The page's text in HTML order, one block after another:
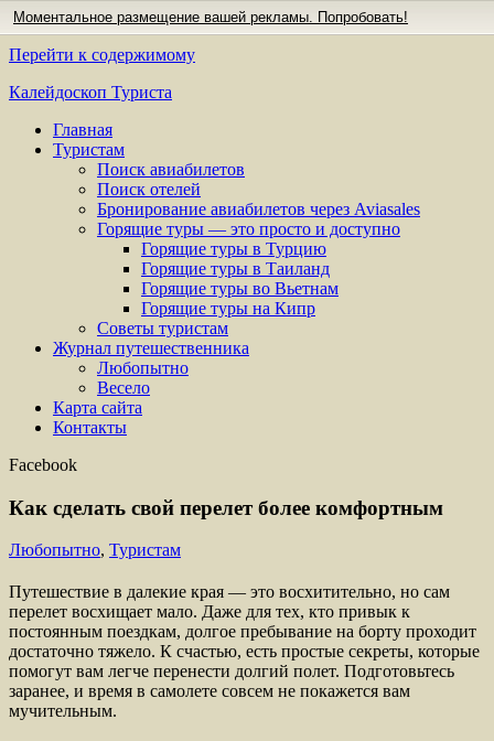
Моментальное размещение вашей рекламы. Попробовать!
Перейти к содержимому
Калейдоскоп Туриста
Главная
Туристам
Поиск авиабилетов
Поиск отелей
Бронирование авиабилетов через Aviasales
Горящие туры — это просто и доступно
Горящие туры в Турцию
Горящие туры в Таиланд
Горящие туры во Вьетнам
Горящие туры на Кипр
Советы туристам
Журнал путешественника
Любопытно
Весело
Карта сайта
Контакты
Facebook
Как сделать свой перелет более комфортным
Любопытно, Туристам
Путешествие в далекие края — это восхитительно, но сам
перелет восхищает мало. Даже для тех, кто привык к
постоянным поездкам, долгое пребывание на борту проходит
достаточно тяжело. К счастью, есть простые секреты, которые
помогут вам легче перенести долгий полет. Подготовьтесь
заранее, и время в самолете совсем не покажется вам
мучительным.